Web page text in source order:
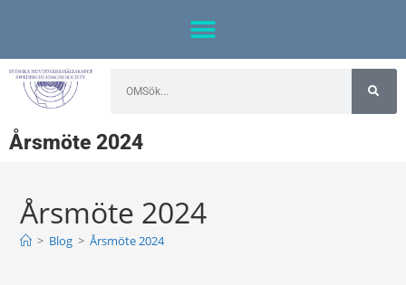
Årsmöte 2024
Årsmöte 2024
> Blog > Årsmöte 2024